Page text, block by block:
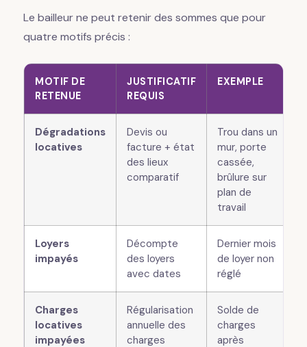
Le bailleur ne peut retenir des sommes que pour
quatre motifs précis :
MOTIF DE
RETENUE
JUSTIFICATIF
REQUIS
EXEMPLE
Dégradations
locatives
Devis ou
facture + état
des lieux
comparatif
Trou dans un
mur, porte
cassée,
brûlure sur
plan de
travail
Loyers
impayés
Décompte
des loyers
avec dates
Dernier mois
de loyer non
réglé
Charges
locatives
impayées
Régularisation
annuelle des
charges
Solde de
charges
après